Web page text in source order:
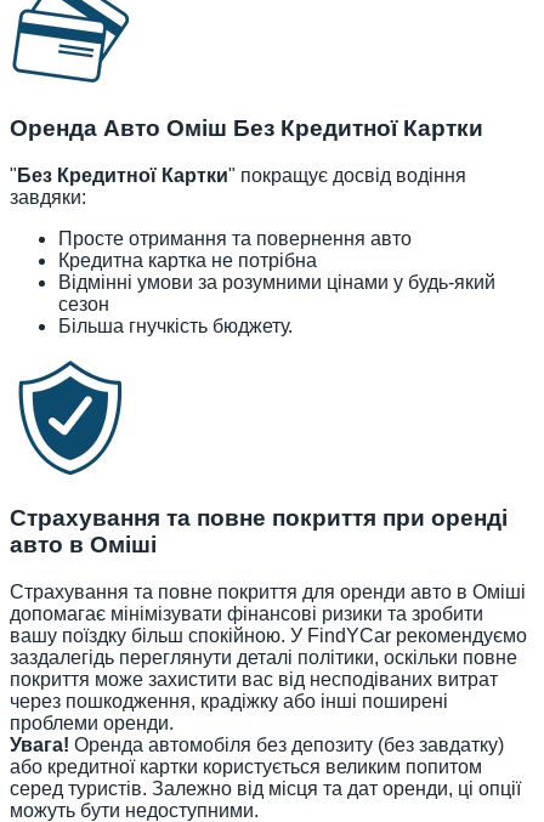
Оренда Авто Оміш Без Кредитної Картки
" Без Кредитної Картки" покращує досвід водіння
завдяки:
Просте отримання та повернення авто
Кредитна картка не потрібна
Відмінні умови за розумними цінами у будь-який
сезон
Більша гнучкість бюджету.
Страхування та повне покриття при оренді
авто в Оміші
Страхування та повне покриття для оренди авто в Оміші
допомагає мінімізувати фінансові ризики та зробити
вашу поїздку більш спокійною. У FindYCar рекомендуємо
заздалегідь переглянути деталі політики, оскільки повне
покриття може захистити вас від несподіваних витрат
через пошкодження, крадіжку або інші поширені
проблеми оренди.
Увага! Оренда автомобіля без депозиту (без завдатку)
або кредитної картки користується великим попитом
серед туристів. Залежно від місця та дат оренди, ці опції
можуть бути недоступними.